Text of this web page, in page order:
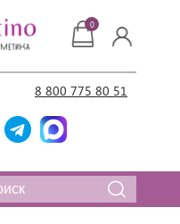
8 800 775 80 51
0